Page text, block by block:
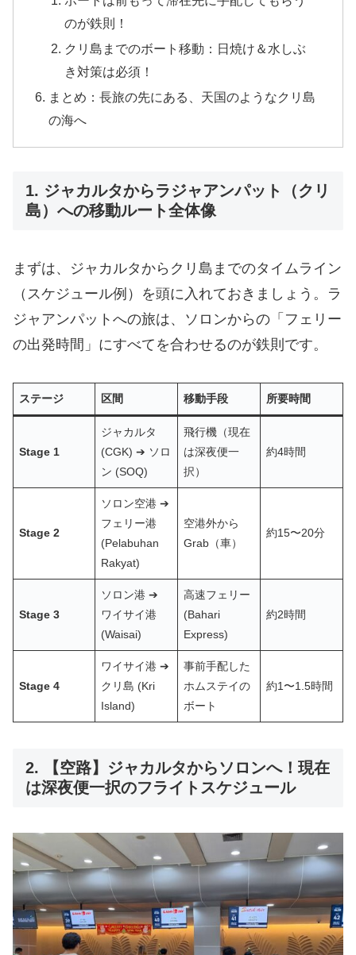
のが鉄則！
クリ島までのボート移動：日焼け＆水しぶ
き対策は必須！
まとめ：長旅の先にある、天国のようなクリ島
の海へ
1. ジャカルタからラジャアンパット（クリ
島）への移動ルート全体像
まずは、ジャカルタからクリ島までのタイムライン
（スケジュール例）を頭に入れておきましょう。ラ
ジャアンパットへの旅は、ソロンからの「フェリー
の出発時間」にすべてを合わせるのが鉄則です。
ステージ 区間 移動手段 所要時間
Stage 1
ジャカルタ
(CGK) ➔ ソロ
ン (SOQ)
飛行機（現在
は深夜便一
択）
約4時間
Stage 2
ソロン空港 ➔
フェリー港
(Pelabuhan
Rakyat)
空港外から
Grab（車）
約15〜20分
Stage 3
ソロン港 ➔
ワイサイ港
(Waisai)
高速フェリー
(Bahari
Express)
約2時間
Stage 4
ワイサイ港 ➔
クリ島 (Kri
Island)
事前手配した
ホムステイの
ボート
約1〜1.5時間
2. 【空路】ジャカルタからソロンへ！現在
は深夜便一択のフライトスケジュール